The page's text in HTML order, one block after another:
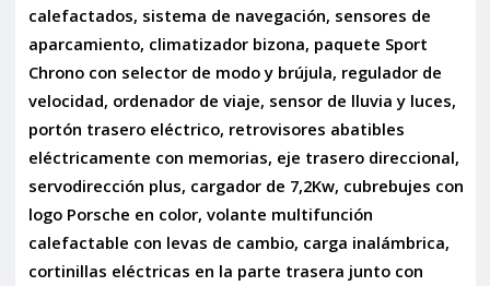
calefactados, sistema de navegación, sensores de
aparcamiento, climatizador bizona, paquete Sport
Chrono con selector de modo y brújula, regulador de
velocidad, ordenador de viaje, sensor de lluvia y luces,
portón trasero eléctrico, retrovisores abatibles
eléctricamente con memorias, eje trasero direccional,
servodirección plus, cargador de 7,2Kw, cubrebujes con
logo Porsche en color, volante multifunción
calefactable con levas de cambio, carga inalámbrica,
cortinillas eléctricas en la parte trasera junto con